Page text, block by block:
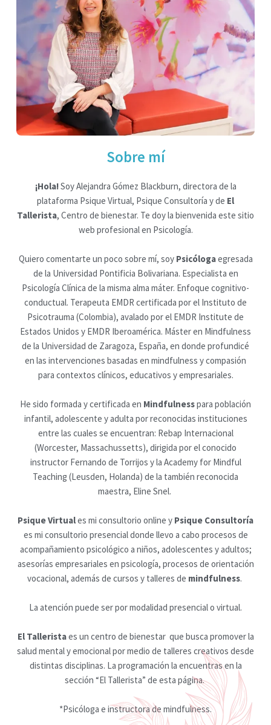
Sobre mí
¡Hola!Soy Alejandra Gómez Blackburn, directora de la
plataforma Psique Virtual, Psique Consultoría y de El
Tallerista, Centro de bienestar. Te doy la bienvenida este sitio
web profesional en Psicología.
Quiero comentarte un poco sobre mí, soy Psicólogaegresada
de la Universidad Pontificia Bolivariana. Especialista en
Psicología Clínica de la misma alma máter. Enfoque cognitivo-
conductual. Terapeuta EMDR certificada por el Instituto de
Psicotrauma (Colombia), avalado por el EMDR Institute de
Estados Unidos y EMDR Iberoamérica. Máster en Mindfulness
de la Universidad de Zaragoza, España, en donde profundicé
en las intervenciones basadas en mindfulness y compasión
para contextos clínicos, educativos y empresariales.
He sido formada y certificada en Mindfulnesspara población
infantil, adolescente y adulta por reconocidas instituciones
entre las cuales se encuentran: Rebap Internacional
(Worcester, Massachussetts), dirigida por el conocido
instructor Fernando de Torrijos y la Academy for Mindful
Teaching (Leusden, Holanda) de la también reconocida
maestra, Eline Snel.
Psique Virtuales mi consultorio online y Psique Consultoría
es mi consultorio presencial donde llevo a cabo procesos de
acompañamiento psicológico a niños, adolescentes y adultos;
asesorías empresariales en psicología, procesos de orientación
vocacional, además de cursos y talleres de mindfulness.
La atención puede ser por modalidad presencial o virtual.
El Talleristaes un centro de bienestar que busca promover la
salud mental y emocional por medio de talleres creativos desde
distintas disciplinas. La programación la encuentras en la
sección “El Tallerista” de esta página.
*Psicóloga e instructora de mindfulness.